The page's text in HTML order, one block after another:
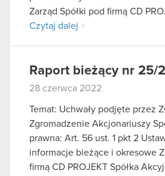
Zarząd Spółki pod firmą CD
Czytaj dalej
Raport bieżący nr 25/
28 czerwca 2022
Temat: Uchwały podjęte przez
Zgromadzenie Akcjonariuszy
prawna: Art. 56 ust. 1 pkt 2
informacje bieżące i okresowe
firmą CD PROJEKT Spółka